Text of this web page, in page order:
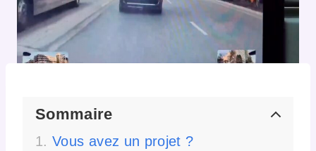
Sommaire
Vous avez un projet ?